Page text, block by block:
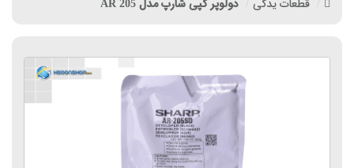
قطعات یدکی دولوپر کپی شارپ مدل AR 205